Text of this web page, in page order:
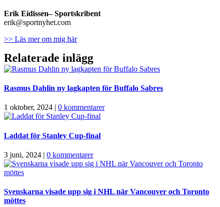
Erik Eidissen– Sportskribent
erik@sportnyhet.com
>> Läs mer om mig här
Relaterade inlägg
Rasmus Dahlin ny lagkapten för Buffalo Sabres
1 oktober, 2024 | 0 kommentarer
Laddat för Stanley Cup-final
3 juni, 2024 | 0 kommentarer
Svenskarna visade upp sig i NHL när Vancouver och Toronto
möttes